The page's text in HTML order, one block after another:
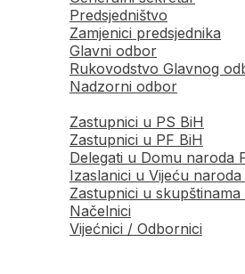
Predsjedništvo
Zamjenici predsjednika
Glavni odbor
Rukovodstvo Glavnog
Nadzorni odbor
Zastupnici u PS BiH
Zastupnici u PF BiH
Delegati u Domu naroda
Izaslanici u Vijeću naroda
Zastupnici u
Načelnici
Vijećnici / Odbornici